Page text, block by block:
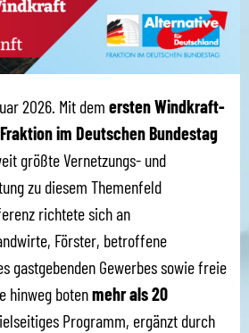
2026. Mit dem ersten Windkraft-
im Deutschen Bundestag
größte Vernetzungs- und
zu diesem Themenfeld
richtete sich an
Förster, betroffene
gastgebenden Gewerbes sowie freie
hinweg botenmehr als 20
Programm, ergänzt durch